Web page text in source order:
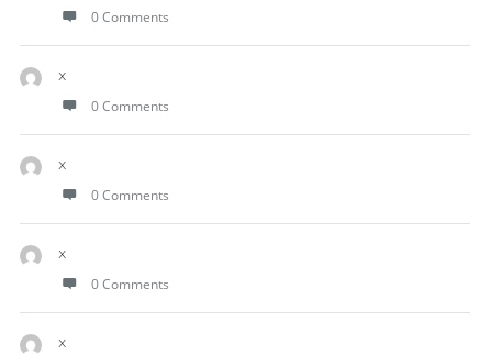
0 Comments
x
0 Comments
x
0 Comments
x
0 Comments
x